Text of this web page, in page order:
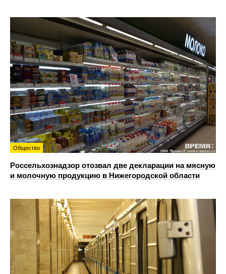
Общество
Россельхознадзор отозвал две декларации на мясную
и молочную продукцию в Нижегородской области